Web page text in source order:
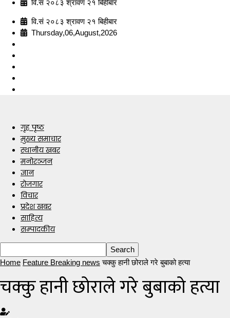
वि.सं २०८३ श्रावण २१ बिहीबार
वि.सं २०८३ श्रावण २१ बिहीबार
Thursday,06,August,2026
गृह पृष्ठ
मुख्य समाचार
स्थानीय खबर
मनोरञ्जन
ज्ञान
रोजगार
विचार
प्रदेश खबर
साहित्य
सम्पादकीय
Home Feature Breaking news चक्कु हानी छोराले गरे बुबाको हत्या
चक्कु हानी छोराले गरे बुबाको हत्या